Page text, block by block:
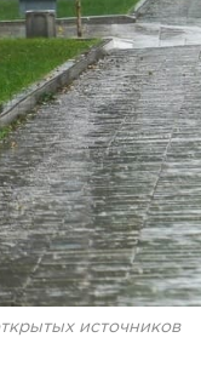
источников